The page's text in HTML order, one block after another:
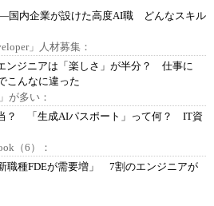
国内企業が設けた高度AI職 どんなスキル
」人材募集：
ンジニアは「楽しさ」が半分？ 仕事に
こんなに違った
が多い：
？ 「生成AIパスポート」って何？ IT資
（6）：
職種FDEが需要増」 7割のエンジニアが